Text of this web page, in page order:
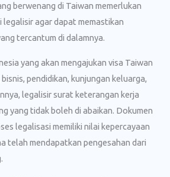
berwenang di Taiwan memerlukan
legalisir agar dapat memastikan
tercantum di dalamnya.
yang akan mengajukan visa Taiwan
pendidikan, kunjungan keluarga,
legalisir surat keterangan kerja
yang tidak boleh di abaikan. Dokumen
legalisasi memiliki nilai kepercayaan
telah mendapatkan pengesahan dari